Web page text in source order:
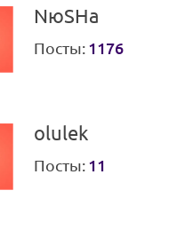
NюSHa
Посты: 1176
olulek
Посты: 11